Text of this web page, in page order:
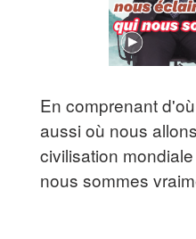
En comprenant
aussi où nous
civilisation
nous sommes